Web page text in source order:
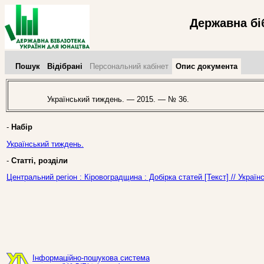
Державна
Пошук Відібрані Персональний кабінет Опис документа
Український тиждень. — 2015. — № 36.
- Набір
Український тиждень.
- Статті, розділи
Центральний регіон : Кіровоградщина : Добірка статей [Текст] //
Інформаційно-пошукова система